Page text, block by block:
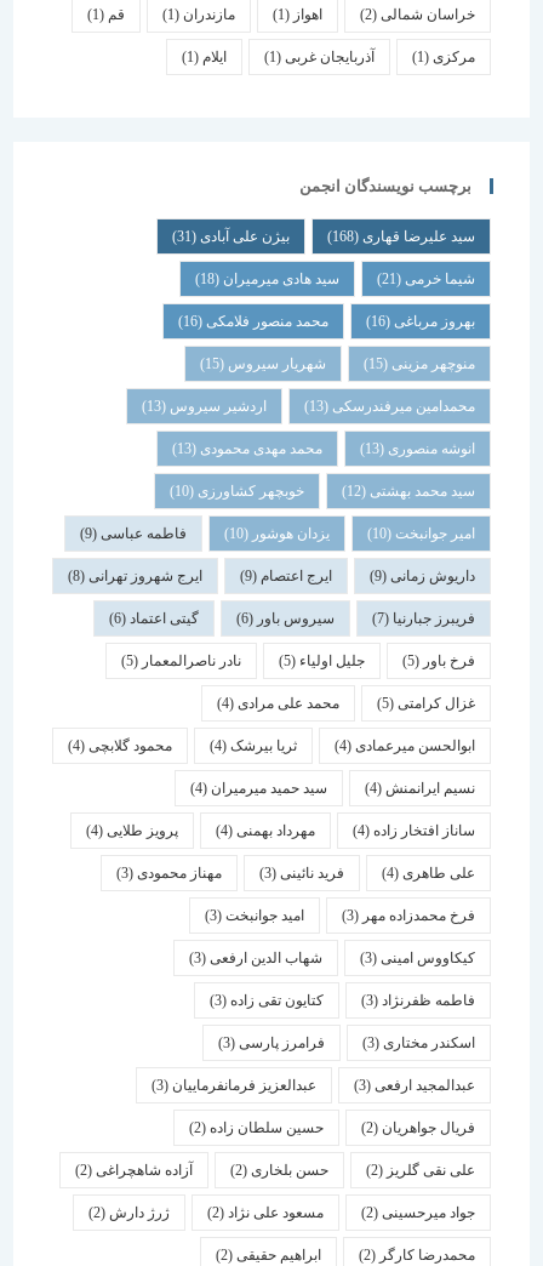
خراسان شمالی(2) اهواز مازندران(1) قم
(1) آذربایجان غربی(1) ایلام
برچسب نویسندگان انجمن
سید علیرضا قهاری(168) بیژن علی آبادی(31)
شیما خرمی(21) سید هادی میرمیران(18)
بهروز مرباغی (16) محمد منصور فلامکی (16)
منوچهر مزینی(15) شهریار سیروس(15)
محمدامین میرفندرسکی(13) اردشیر سیروس(13)
انوشه منصوری(13) محمد مهدی محمودی(13)
سید محمد بهشتی(12) خوبچهر کشاورزی(10)
امیر جوانبخت(10) یزدان هوشور(10) فاطمه عباسی(9)
داریوش زمانی(9) ایرج اعتصام(9) ایرج شهروز تهرانی(8)
فریبرز جبارنیا(7) سیروس باور(6) گیتی اعتماد(6)
فرخ باور(5) جلیل اولیاء(5) نادر ناصرالمعمار (5)
غزال کرامتی(5) محمد علی مرادی(4)
ابوالحسن میرعمادی(4) ثریا بیرشک(4) محمود گلابچی(4)
نسیم ایرانمنش(4) سید حمید میرمیران(4)
ساناز افتخار زاده(4) مهرداد بهمنی (4) پرویز طلایی(4)
علی طاهری(4) فرید نائینی(3) مهناز محمودی(3)
فرخ محمدزاده مهر(3) امید جوانبخت(3)
کیکاووس امینی(3) شهاب الدین ارفعی(3)
فاطمه ظفرنژاد(3) کتایون تقی زاده(3)
اسكندر مختاری (3) فرامرز پارسی(3)
عبدالمجید ارفعی(3) عبدالعزیز فرمانفرماییان(3)
فریال جواهریان(2) حسین سلطان زاده(2)
علی نقی گلریز(2) حسن بلخاری(2) آزاده شاهچراغی(2)
جواد میرحسینی(2) مسعود علی نژاد(2) ژرژ دارش (2)
محمدرضا کارگر(2) ابراهیم حقیقی(2)